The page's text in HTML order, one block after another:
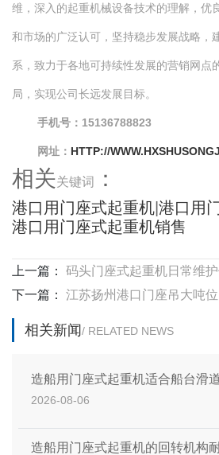
维，深入的起重机械设备技术的理解，优
和市场的广泛认可，坚持稳步发展战略，
系，致力于各地可持续性发展的营销网点
局，实现公司长远发展目标。
手机号：15136788823
网址： HTTP://
相关关键词 ：
港口用门座式起重机|港口用
港口用门座式起重机销售
上一篇：
码头门座式起重机日常维
下一篇：
江苏扬州港口门座吊大吨
相关新闻/ RELATED NEWS
造船用门座式起重机适合船台滑
2026-08-06
造船用门座式起重机的回转机构